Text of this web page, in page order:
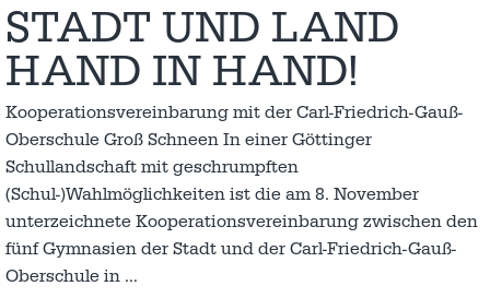
STADT UND LAND
HAND IN HAND!
Kooperationsvereinbarung mit der Carl-Friedrich-Gauß-
Oberschule Groß Schneen In einer Göttinger
Schullandschaft mit geschrumpften
(Schul-)Wahlmöglichkeiten ist die am 8. November
unterzeichnete Kooperationsvereinbarung zwischen den
fünf Gymnasien der Stadt und der Carl-Friedrich-Gauß-
Oberschule in …